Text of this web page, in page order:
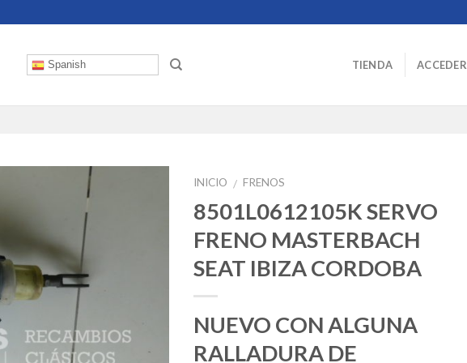
Spanish TIENDA ACCEDER
INICIO / FRENOS
8501L0612105K SERVO
FRENO MASTERBACH
SEAT IBIZA CORDOBA
NUEVO CON ALGUNA
RALLADURA DE